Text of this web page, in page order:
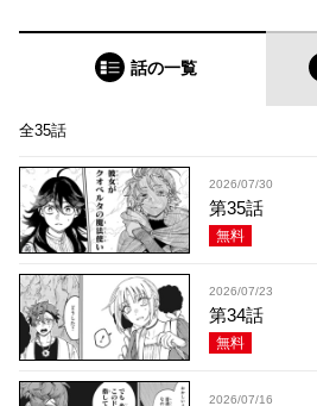
話の一覧
全35話
2026/07/30
第35話
無料
2026/07/23
第34話
無料
2026/07/16